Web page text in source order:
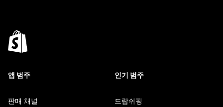
앱 범주
판매 채널
인기 범주
드랍쉬핑